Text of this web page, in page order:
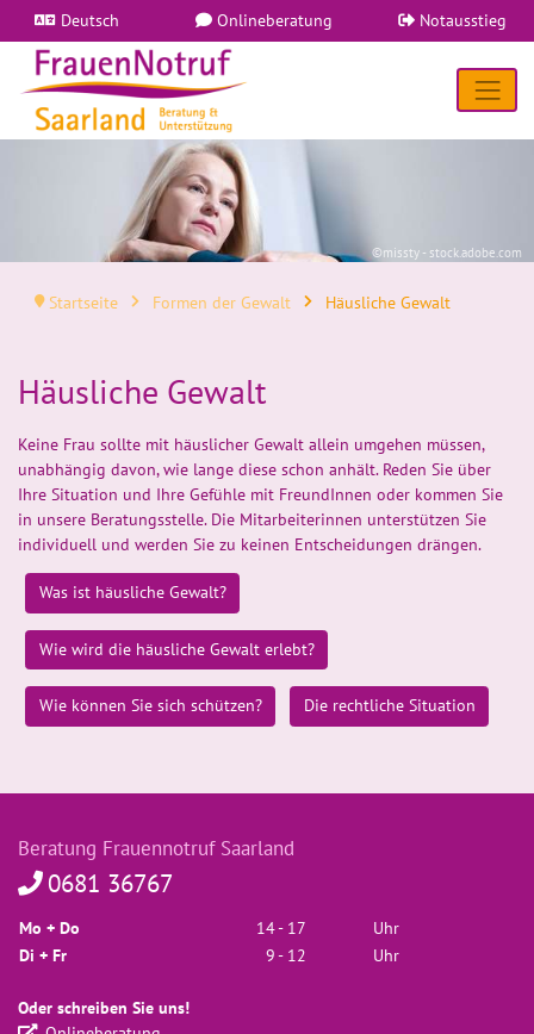
Deutsch Onlineberatung Notausstieg
©missty - stock.adobe.com
Startseite Formen der Gewalt Häusliche Gewalt
Häusliche Gewalt
Keine Frau sollte mit häuslicher Gewalt allein umgehen müssen,
unabhängig davon, wie lange diese schon anhält. Reden Sie über
Ihre Situation und Ihre Gefühle mit FreundInnen oder kommen Sie
in unsere Beratungsstelle. Die Mitarbeiterinnen unterstützen Sie
individuell und werden Sie zu keinen Entscheidungen drängen.
Was ist häusliche Gewalt?
Wie wird die häusliche Gewalt erlebt?
Wie können Sie sich schützen? Die rechtliche Situation
Beratung Frauennotruf Saarland
0681 36767
Mo + Do 14- 17
Uhr
Di + Fr
9- 12 Uhr
Oder schreiben Sie uns!